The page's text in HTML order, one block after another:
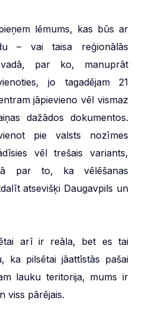
lēmums, kas būs ar
– vai taisa reģionālās
par ko, manuprāt
jo tagadējam 21
jāpievieno vēl vismaz
dažādos dokumentos.
pie valsts nozīmes
vēl trešais variants,
par to, ka vēlēšanas
atsevišķi Daugavpils un
arī ir reāla, bet es tai
ka pilsētai jāattīstās pašai
lauku teritorija, mums ir
viss pārējais.